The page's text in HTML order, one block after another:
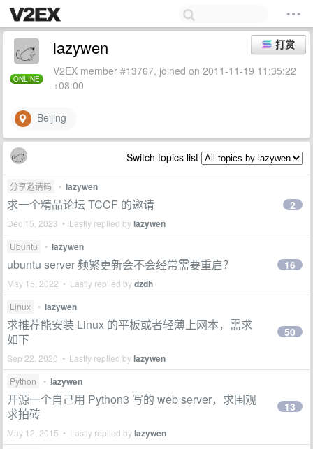
ONLINE
打赏
lazywen
V2EX member #13767, joined on 2011-11-19 11:35:22
+08:00
Beijing
Switch topics list
分享邀请码 • lazywen
求一个精品论坛 TCCF 的邀请
Dec 15, 2023 • Lastly replied bylazywen
2
Ubuntu • lazywen
ubuntu server 频繁更新会不会经常需要重启？
May 15, 2022 • Lastly replied bydzdh
16
Linux • lazywen
求推荐能安装 Linux 的平板或者轻薄上网本，需求
如下
Sep 22, 2020 • Lastly replied bylazywen
50
Python • lazywen
开源一个自己用 Python3 写的 web server，求围观
求拍砖
May 12, 2015 • Lastly replied bylazywen
13